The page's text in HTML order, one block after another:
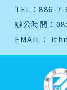
TEL：886-
辦公時間：
EMAIL：